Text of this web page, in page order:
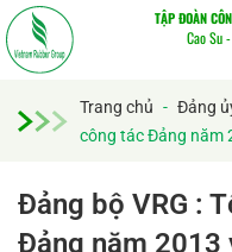
TẬP ĐOÀN
Cao Su
Trang chủ - Đảng
công tác Đảng năm
Đảng bộ VRG :
Đảng năm 2013